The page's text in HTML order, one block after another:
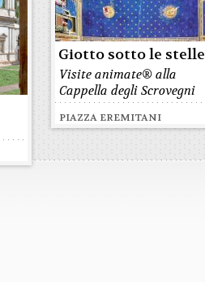
Giotto sotto le stelle
Visite animate® alla
Cappella degli Scrovegni
PIAZZA EREMITANI